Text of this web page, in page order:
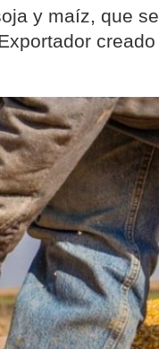
y maíz, que se
creado